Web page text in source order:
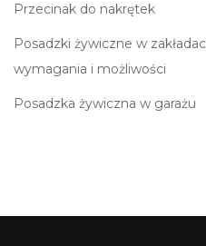
Przecinak do nakrętek
Posadzki żywiczne w
wymagania i możliwości
Posadzka żywiczna w garażu